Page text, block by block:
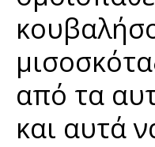
από τα
και αυτά